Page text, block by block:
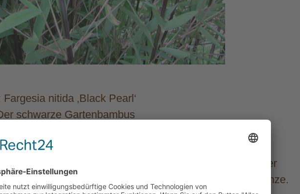
nitida ‚Black Pearl‘
schwarze Gartenbambus
von Hans Verweij von Fargesia nitida ‚Gansu‘ mit
Halme im Austrieb wunderschön dunkelviolett – später
Immergrünes Laub, winterharte Freilandpflanze.